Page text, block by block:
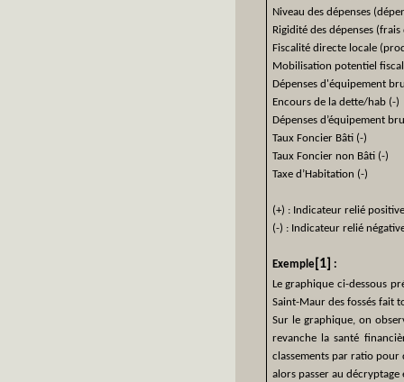
Niveau des dépenses
Rigidité des dépenses
Fiscalité directe locale
Mobilisation potentiel
Dépenses d'équipement
Encours de la dette/hab (-)
Dépenses d’équipement
Taux Foncier Bâti (-)
Taux Foncier non Bâti (-)
Taxe d’Habitation (-)
(+) : Indicateur relié
(-) : Indicateur relié
Exemple[1]
:
Le graphique ci-dessous
Saint-Maur des fossés fait
Sur le graphique, on
revanche la santé
classements par ratio pour
alors passer au décryptage